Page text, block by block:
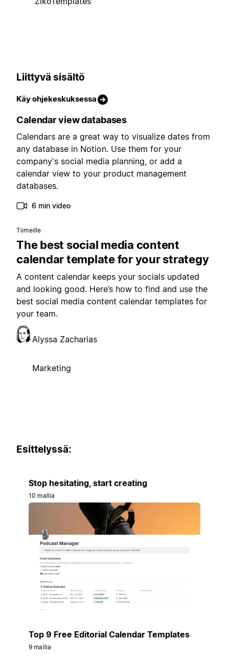
Liittyvä sisältö
Käy ohjekeskuksessa
Calendar view databases
Calendars are a great way to visualize dates from
any database in Notion. Use them for your
company's social media planning, or add a
calendar view to your product management
databases.
6 min video
Tiimeille
The best social media content
calendar template for your strategy
A content calendar keeps your socials updated
and looking good. Here’s how to find and use the
best social media content calendar templates for
your team.
Alyssa Zacharias
Marketing
Esittelyssä:
Stop hesitating, start creating
10 mallia
Top 9 Free Editorial Calendar Templates
9 mallia